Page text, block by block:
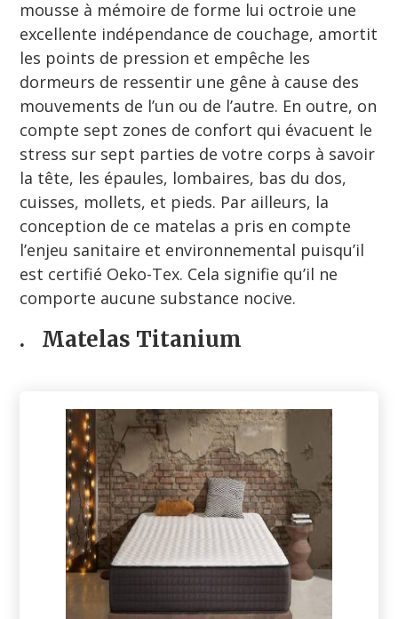
mousse à mémoire de forme lui octroie une
excellente indépendance de couchage, amortit
les points de pression et empêche les
dormeurs de ressentir une gêne à cause des
mouvements de l’un ou de l’autre. En outre, on
compte sept zones de confort qui évacuent le
stress sur sept parties de votre corps à savoir
la tête, les épaules, lombaires, bas du dos,
cuisses, mollets, et pieds. Par ailleurs, la
conception de ce matelas a pris en compte
l’enjeu sanitaire et environnemental puisqu’il
est certifié Oeko-Tex. Cela signifie qu’il ne
comporte aucune substance nocive.
. Matelas Titanium